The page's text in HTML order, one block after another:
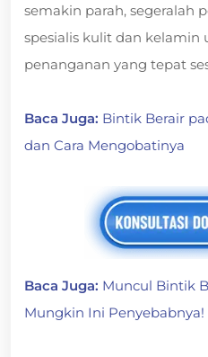
semakin parah, segeralah
spesialis kulit dan
penanganan yang tepat
Baca Juga: Bintik Berair
dan Cara Mengobatinya
Baca Juga: Muncul Bintik
Mungkin Ini Penyebabnya!